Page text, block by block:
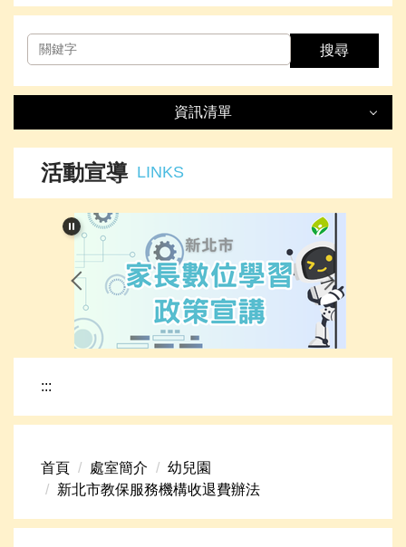
搜尋
資訊清單
資訊清單 LIST
最新消息
處室簡介
榮譽事項
下載專區
網路資源
新生專區
活動宣導 LINKS
:::
首頁 處室簡介
幼兒園
新北市教保服務機構收退費辦法